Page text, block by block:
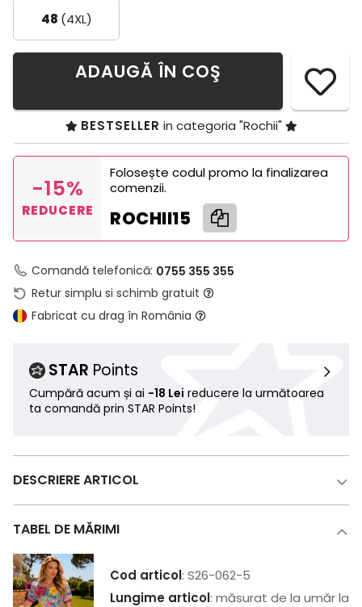
48 (4XL)
ADAUGĂ ÎN COŞ
BESTSELLER in categoria "Rochii"
-15%
REDUCERE
Folosește codul promo la finalizarea
comenzii.
ROCHII15
Comandă telefonică: 0755 355 355
Retur simplu si schimb gratuit
Fabricat cu drag în România
STAR Points
Cumpără acum și ai -18 Lei reducere la următoarea
ta comandă prin STAR Points!
DESCRIERE ARTICOL
TABEL DE MĂRIMI
Cod articol: S26-062-5
Lungime articol: măsurat de la umăr la